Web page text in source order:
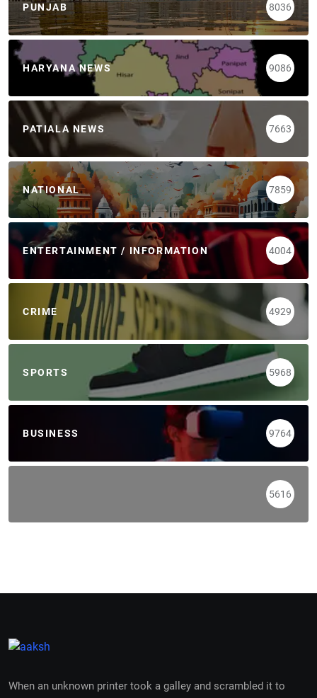
PUNJAB 8036
HARYANA NEWS 9086
PATIALA NEWS 7663
NATIONAL 7859
ENTERTAINMENT / INFORMATION 4004
CRIME 4929
SPORTS 5968
BUSINESS 9764
5616
When an unknown printer took a galley and scrambled it to